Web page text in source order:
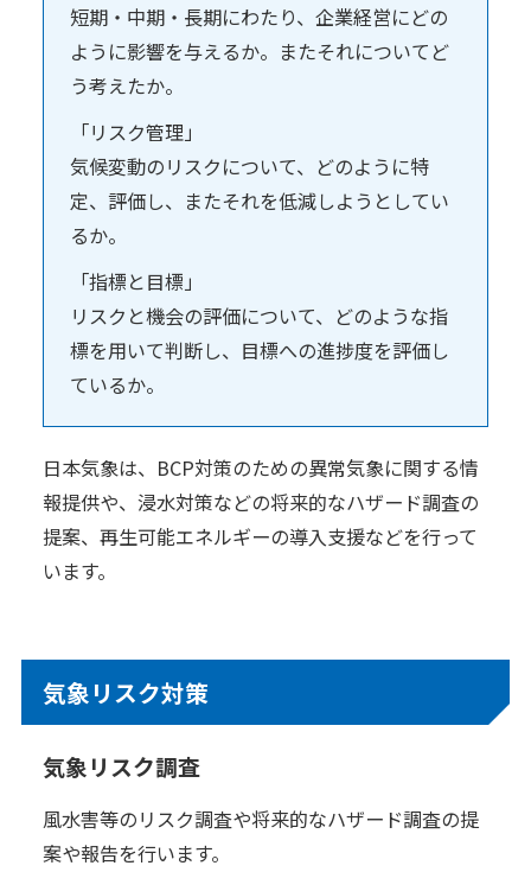
スカイスポーツ支援
技術情報
採用情報
事例紹介
気象情報活用のご相談
お問い合わせ
English
短期・中期・長期にわたり、企業経営にどの
ように影響を与えるか。またそれについてど
う考えたか。
「リスク管理」
気候変動のリスクについて、どのように特
定、評価し、またそれを低減しようとしてい
るか。
「指標と目標」
リスクと機会の評価について、どのような指
標を用いて判断し、目標への進捗度を評価し
ているか。
日本気象は、BCP対策のための異常気象に関する情
報提供や、浸水対策などの将来的なハザード調査の
提案、再生可能エネルギーの導入支援などを行って
います。
気象リスク対策
気象リスク調査
風水害等のリスク調査や将来的なハザード調査の提
案や報告を行います。